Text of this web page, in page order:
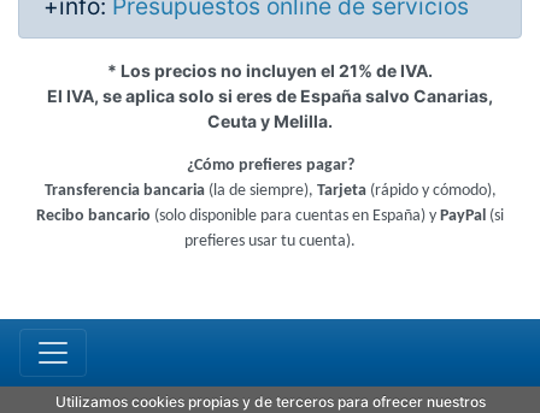
+info: Presupuestos online de servicios
* Los precios no incluyen el 21% de IVA.
El IVA, se aplica solo si eres de España salvo Canarias,
Ceuta y Melilla.
¿Cómo prefieres pagar?
Transferencia bancaria(la de siempre), Tarjeta(rápido y cómodo),
Recibo bancario (solo disponible para cuentas en España) y PayPal (si
prefieres usar tu cuenta).
Utilizamos cookies propias y de terceros para ofrecer nuestros